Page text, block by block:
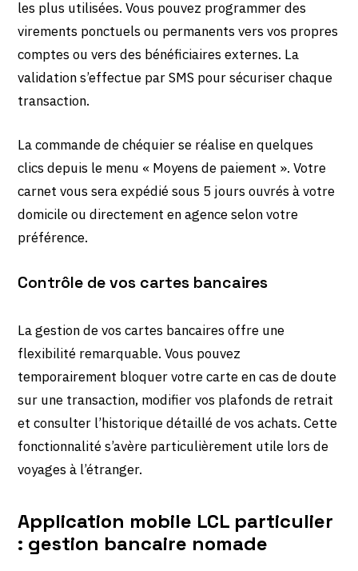
les plus utilisées. Vous pouvez programmer des
virements ponctuels ou permanents vers vos propres
comptes ou vers des bénéficiaires externes. La
validation s’effectue par SMS pour sécuriser chaque
transaction.
La commande de chéquier se réalise en quelques
clics depuis le menu « Moyens de paiement ». Votre
carnet vous sera expédié sous 5 jours ouvrés à votre
domicile ou directement en agence selon votre
préférence.
Contrôle de vos cartes bancaires
La gestion de vos cartes bancaires offre une
flexibilité remarquable. Vous pouvez
temporairement bloquer votre carte en cas de doute
sur une transaction, modifier vos plafonds de retrait
et consulter l’historique détaillé de vos achats. Cette
fonctionnalité s’avère particulièrement utile lors de
voyages à l’étranger.
Application mobile LCL particulier
: gestion bancaire nomade